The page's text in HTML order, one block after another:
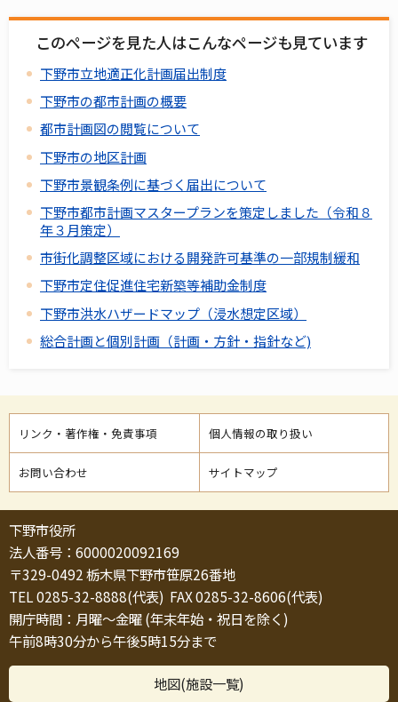
このページを見た人はこんなページも見ています
下野市立地適正化計画届出制度
下野市の都市計画の概要
都市計画図の閲覧について
下野市の地区計画
下野市景観条例に基づく届出について
下野市都市計画マスタープランを策定しました（令和８
年３月策定）
市街化調整区域における開発許可基準の一部規制緩和
下野市定住促進住宅新築等補助金制度
下野市洪水ハザードマップ（浸水想定区域）
総合計画と個別計画（計画・方針・指針など)
リンク・著作権・免責事項 個人情報の取り扱い
お問い合わせ サイトマップ
下野市役所
法人番号：6000020092169
〒329-0492 栃木県下野市笹原26番地
TEL 0285-32-8888(代表) FAX 0285-32-8606(代表)
開庁時間：月曜～金曜 (年末年始・祝日を除く)
午前8時30分から午後5時15分まで
地図(施設一覧)